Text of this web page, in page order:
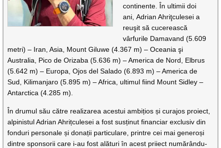
continente. În ultimii doi
ani, Adrian Ahriţculesei a
reuşit să cucerească
vârfurile Damavand (5.609
metri) – Iran, Asia, Mount Giluwe (4.367 m) – Oceania şi
Australia, Pico de Orizaba (5.636 m) – America de Nord, Elbrus
(5.642 m) – Europa, Ojos del Salado (6.893 m) – America de
Sud, Kilimanjaro (5.895 m) – Africa, ultimul fiind Mount Sidley –
Antarctica (4.285 m).
În drumul său către realizarea acestui ambițios și curajos proiect,
alpinistul Adrian Ahrițculesei a fost susținut financiar exclusiv din
fonduri personale și donații particulare, printre cei mai generoși
dintre sponsorii care i-au fost alături în acest priiect numărându-